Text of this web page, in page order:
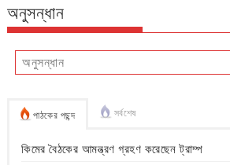
অনুসন্ধান
পাঠকের পছন্দ সর্বশেষ
কিমের বৈঠকের আমন্ত্রণ গ্রহণ করেছেন ট্রাম্প